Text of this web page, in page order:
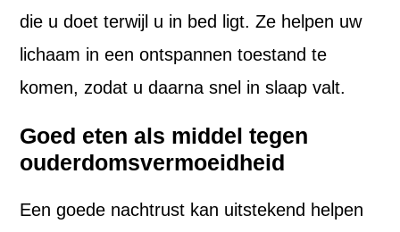
die u doet terwijl u in bed ligt. Ze helpen uw
lichaam in een ontspannen toestand te
komen, zodat u daarna snel in slaap valt.
Goed eten als middel tegen
ouderdomsvermoeidheid
Een goede nachtrust kan uitstekend helpen